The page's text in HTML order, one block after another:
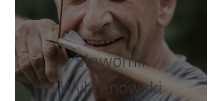
Sławomir
Wybranowski